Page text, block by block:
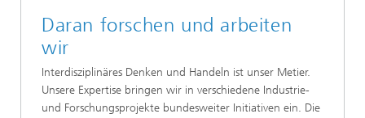
Daran forschen und arbeiten
wir
Interdisziplinäres Denken und Handeln ist unser Metier.
Unsere Expertise bringen wir in verschiedene Industrie-
und Forschungsprojekte bundesweiter Initiativen ein. Die